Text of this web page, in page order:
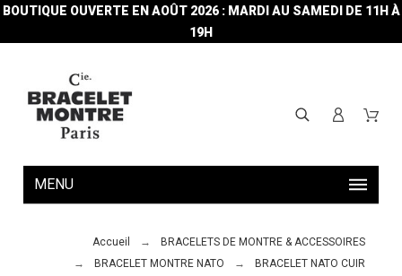
BOUTIQUE OUVERTE EN AOÛT 2026 : MARDI AU SAMEDI DE 11H À
19H
MENU
Accueil
BRACELETS DE MONTRE & ACCESSOIRES
BRACELET MONTRE NATO
BRACELET NATO CUIR